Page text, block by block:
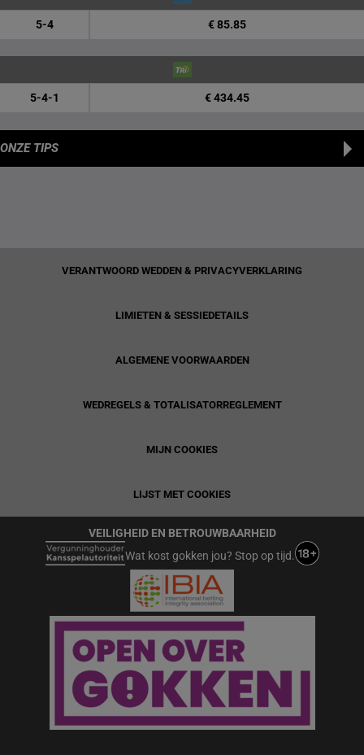
5-4 € 85.85
5-4-1 € 434.45
ONZE TIPS
VERANTWOORD WEDDEN & PRIVACYVERKLARING
LIMIETEN & SESSIEDETAILS
ALGEMENE VOORWAARDEN
WEDREGELS & TOTALISATORREGLEMENT
MIJN COOKIES
LIJST MET COOKIES
VEILIGHEID EN BETROUWBAARHEID
Wat kost gokken jou? Stop op tijd.